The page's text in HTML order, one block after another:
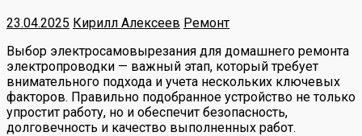
23.04.2025 Кирилл Алексеев Ремонт
Выбор электросамовырезания для домашнего ремонта
электропроводки — важный этап, который требует
внимательного подхода и учета нескольких ключевых
факторов. Правильно подобранное устройство не только
упростит работу, но и обеспечит безопасность,
долговечность и качество выполненных работ.